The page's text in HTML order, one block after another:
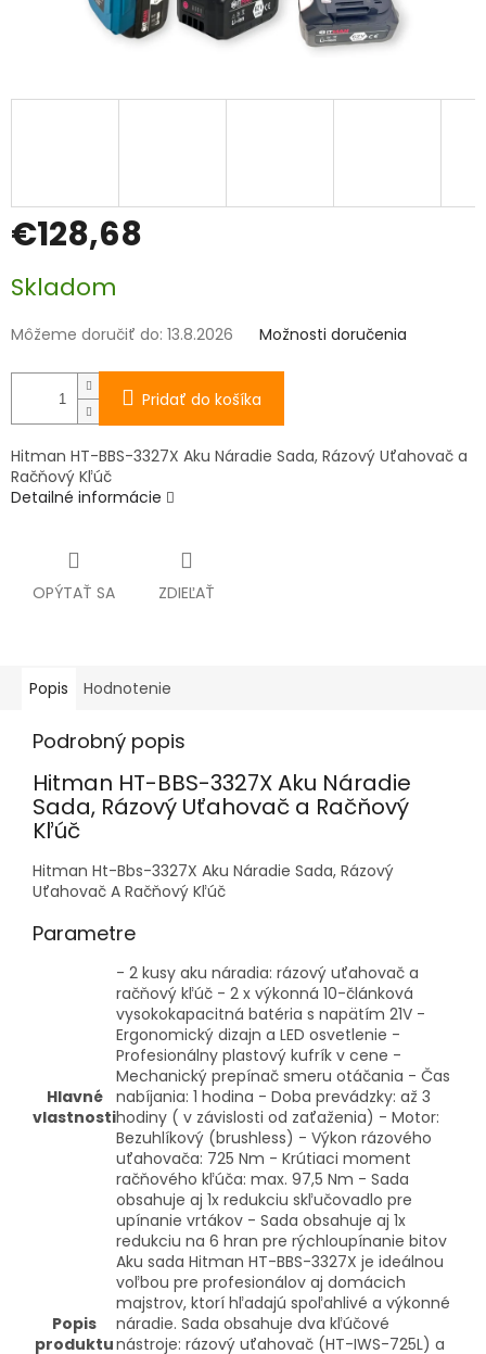
€128,68
cena:
Skladom
Môžeme doručiť do: 13.8.2026 Možnosti doručenia
Pridať do košíka
Hitman HT-BBS-3327X Aku Náradie Sada, Rázový Uťahovač a
Račňový Kľúč
Detailné informácie
OPÝTAŤ SA ZDIEĽAŤ
Popis Hodnotenie
Podrobný popis
Hitman HT-BBS-3327X Aku Náradie
Sada, Rázový Uťahovač a Račňový
Kľúč
Hitman Ht-Bbs-3327X Aku Náradie Sada, Rázový
Uťahovač A Račňový Kľúč
Parametre
Hlavné
vlastnosti
- 2 kusy aku náradia: rázový uťahovač a
račňový kľúč - 2 x výkonná 10-článková
vysokokapacitná batéria s napätím 21V -
Ergonomický dizajn a LED osvetlenie -
Profesionálny plastový kufrík v cene -
Mechanický prepínač smeru otáčania - Čas
nabíjania: 1 hodina - Doba prevádzky: až 3
hodiny ( v závislosti od zaťaženia) - Motor:
Bezuhlíkový (brushless) - Výkon rázového
uťahovača: 725 Nm - Krútiaci moment
račňového kľúča: max. 97,5 Nm - Sada
obsahuje aj 1x redukciu skľučovadlo pre
upínanie vrtákov - Sada obsahuje aj 1x
redukciu na 6 hran pre rýchloupínanie bitov
Popis
produktu
Aku sada Hitman HT-BBS-3327X je ideálnou
voľbou pre profesionálov aj domácich
majstrov, ktorí hľadajú spoľahlivé a výkonné
náradie. Sada obsahuje dva kľúčové
nástroje: rázový uťahovač (HT-IWS-725L) a